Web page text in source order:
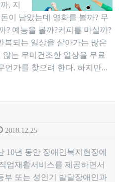
, 지
이 남았는데 영화를 볼까? 무
? 예능을 볼까?커피를 마실까?
복되는 일상을 살아가는 많은
는 무미건조한 일상을 무료
언가를 찾으려 한다. 하지만...
2018.12.25
10년 동안 장애인복지현장에
업재활서비스를 제공하면서
부 또는 성인기 발달장애인과